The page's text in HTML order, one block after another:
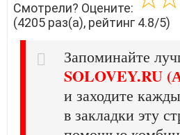
Смотрели? Оцените:
(4205 раз(а), рейтинг 4.8/5)
Запоминайте
SOLOVEY.RU
и заходите
в закладки эту